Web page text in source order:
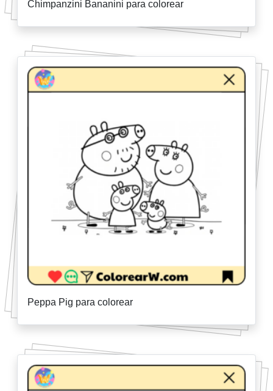
Chimpanzini Bananini para colorear
Peppa Pig para colorear